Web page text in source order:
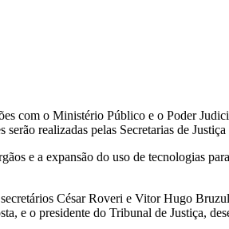
com o Ministério Público e o Poder
realizadas pelas Secretarias de
e a expansão do uso de tecnologias
César Roveri e Vitor Hugo
e o presidente do Tribunal de Justiça,